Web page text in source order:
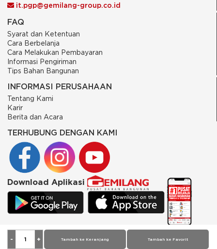
Tambah ke Keranjang Tambah ke Favorit
it.pgp@gemilang-group.co.id
FAQ
Syarat dan Ketentuan
Cara Berbelanja
Cara Melakukan Pembayaran
Informasi Pengiriman
Tips Bahan Bangunan
INFORMASI PERUSAHAAN
Tentang Kami
Karir
Berita dan Acara
TERHUBUNG DENGAN KAMI
Download Aplikasi
© 2026 PT Putra Gemilang Prima. All rights reserved